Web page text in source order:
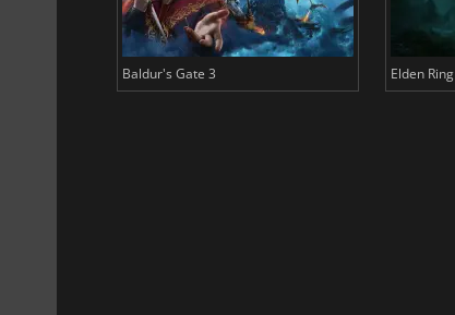
Baldur's Gate 3 Elden Ring